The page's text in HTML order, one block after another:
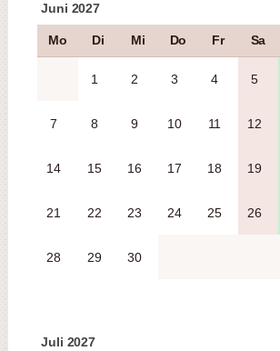
Juni 2027
Mo Di Mi Do Fr Sa
1 2 3 4 5
7 8 9 10 11 12
14 15 16 17 18 19
21 22 23 24 25 26
28 29 30
Juli 2027